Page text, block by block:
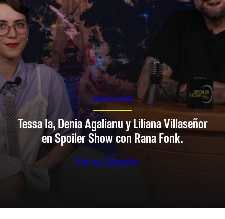
SPOILER SHOW
Tessa Ia, Denia Agalianu y Liliana Villaseñor
en Spoiler Show con Rana Fonk.
Ver en Youtube